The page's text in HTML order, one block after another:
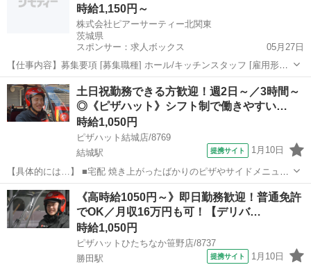
時給1,150円～
株式会社ピアーサーティー北関東
茨城県
スポンサー：求人ボックス
05月27日
【仕事内容】募集要項 [募集職種] ホール/キッチンスタッフ [雇用形態]
アルバイト・パート [仕事内容] 茨城県土浦市にあるしゃぶしゃぶ・す
き焼き店<美山 イオンモール土浦店>でアルバイト・パートスタッフを
募集! 店内切り出し...
アルバイト・パート
土日祝勤務できる方歓迎！週2日～／3時間～
◎《ピザハット》シフト制で働きやすい…
時給1,050円
ピザハット結城店/8769
結城駅
提携サイト 1月10日
【具体的には…】 ■宅配 焼き上がったばかりのピザやサイドメニュー
を、 美味しくお客様に召し上がっていただくために安全運転で商品を
お届けします。 ①地図で住所とルートをチェック ②オーダーシートに
記載のある商品を保温バッグに...
茨城 結城市 結城駅 デリバリー
《高時給1050円～》即日勤務歓迎！普通免許
でOK／月収16万円も可！【デリバ…
時給1,050円
ピザハットひたちなか笹野店/8737
勝田駅
提携サイト 1月10日